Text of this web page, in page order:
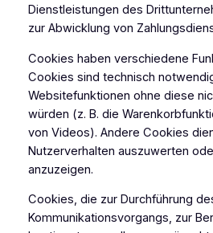
Dienstleistungen des
zur Abwicklung von
Cookies haben verschiedene
Cookies sind technisch
Websitefunktionen ohne diese
würden (z. B. die
von Videos). Andere Cookies
Nutzerverhalten auszuwerten
anzuzeigen.
Cookies, die zur Durchführung
Kommunikationsvorgangs, zur